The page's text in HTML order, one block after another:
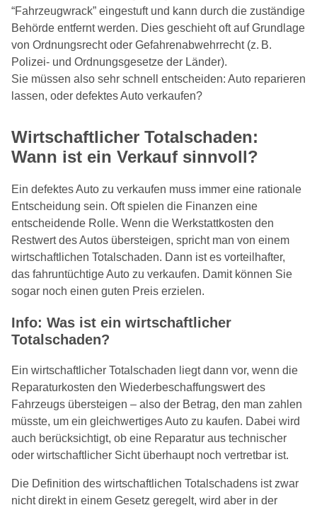
“Fahrzeugwrack” eingestuft und kann durch die zuständige
Behörde entfernt werden. Dies geschieht oft auf Grundlage
von Ordnungsrecht oder Gefahrenabwehrrecht (z. B.
Polizei- und Ordnungsgesetze der Länder).
Sie müssen also sehr schnell entscheiden: Auto reparieren
lassen, oder defektes Auto verkaufen?
Wirtschaftlicher Totalschaden:
Wann ist ein Verkauf sinnvoll?
Ein defektes Auto zu verkaufen muss immer eine rationale
Entscheidung sein. Oft spielen die Finanzen eine
entscheidende Rolle. Wenn die Werkstattkosten den
Restwert des Autos übersteigen, spricht man von einem
wirtschaftlichen Totalschaden. Dann ist es vorteilhafter,
das fahruntüchtige Auto zu verkaufen. Damit können Sie
sogar noch einen guten Preis erzielen.
Info: Was ist ein wirtschaftlicher
Totalschaden?
Ein wirtschaftlicher Totalschaden liegt dann vor, wenn die
Reparaturkosten den Wiederbeschaffungswert des
Fahrzeugs übersteigen – also der Betrag, den man zahlen
müsste, um ein gleichwertiges Auto zu kaufen. Dabei wird
auch berücksichtigt, ob eine Reparatur aus technischer
oder wirtschaftlicher Sicht überhaupt noch vertretbar ist.
Die Definition des wirtschaftlichen Totalschadens ist zwar
nicht direkt in einem Gesetz geregelt, wird aber in der